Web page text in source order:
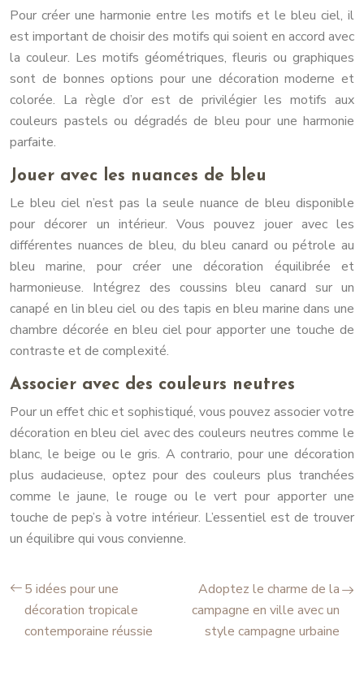
Pour créer une harmonie entre les motifs et le bleu ciel, il
est important de choisir des motifs qui soient en accord avec
la couleur. Les motifs géométriques, fleuris ou graphiques
sont de bonnes options pour une décoration moderne et
colorée. La règle d’or est de privilégier les motifs aux
couleurs pastels ou dégradés de bleu pour une harmonie
parfaite.
Jouer avec les nuances de bleu
Le bleu ciel n’est pas la seule nuance de bleu disponible
pour décorer un intérieur. Vous pouvez jouer avec les
différentes nuances de bleu, du bleu canard ou pétrole au
bleu marine, pour créer une décoration équilibrée et
harmonieuse. Intégrez des coussins bleu canard sur un
canapé en lin bleu ciel ou des tapis en bleu marine dans une
chambre décorée en bleu ciel pour apporter une touche de
contraste et de complexité.
Associer avec des couleurs neutres
Pour un effet chic et sophistiqué, vous pouvez associer votre
décoration en bleu ciel avec des couleurs neutres comme le
blanc, le beige ou le gris. A contrario, pour une décoration
plus audacieuse, optez pour des couleurs plus tranchées
comme le jaune, le rouge ou le vert pour apporter une
touche de pep’s à votre intérieur. L’essentiel est de trouver
un équilibre qui vous convienne.
5 idées pour une
décoration tropicale
contemporaine réussie
Adoptez le charme de la
campagne en ville avec un
style campagne urbaine